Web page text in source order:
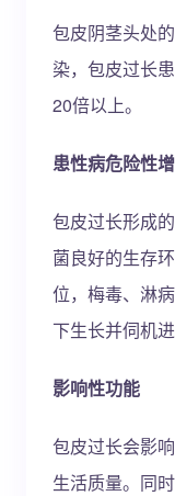
包皮阴茎头处
染，包皮过长
20倍以上。
患性病危险性
包皮过长形成
菌良好的生存
位，梅毒、淋
下生长并伺机
影响性功能
包皮过长会影
生活质量。同